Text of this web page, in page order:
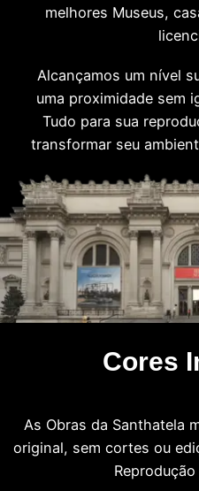
melhores Museus,
Alcançamos um nível
uma proximidade sem
Tudo para sua
transformar seu
Cores
As Obras da Santhatela
original, sem cortes ou